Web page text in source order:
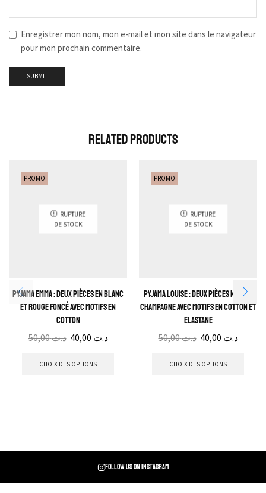
Enregistrer mon nom, mon e-mail et mon site dans le navigateur
pour mon prochain commentaire.
Related Products
PROMO
RUPTURE
DE STOCK
Pyjama Emma : Deux pièces en blanc
et rouge foncé avec motifs en
cotton
د.ت50,00 د.ت
CHOIX DES OPTIONS
PROMO
RUPTURE
DE STOCK
Pyjama Louise : Deux pièces noir et
champagne avec motifs en cotton et
elastane
د.ت50,00 د.ت
CHOIX DES OPTIONS
Follow us on instagram